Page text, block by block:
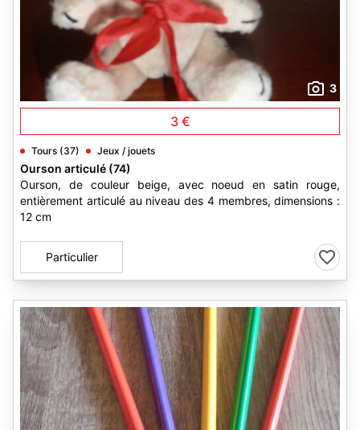
3
3 €
Tours (37) Jeux / jouets
Ourson articulé (74)
Ourson, de couleur beige, avec noeud en satin rouge,
entièrement articulé au niveau des 4 membres, dimensions :
12 cm
Particulier